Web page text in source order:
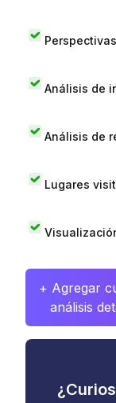
Análisis de
Análisis de
Lugares
+ Agregar
análisis